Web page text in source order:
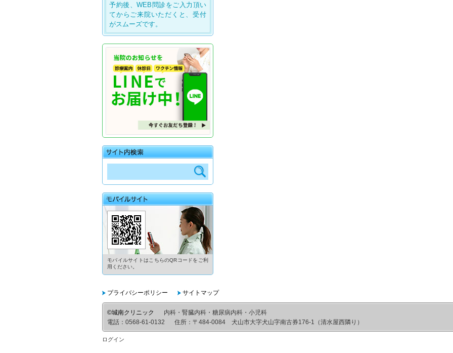
予約後、WEB問診をご入力頂い
てからご来院いただくと、受付
がスムーズです。
モバイルサイトはこちらのQRコードをご利
用ください。
プライバシーポリシー サイトマップ
©城南クリニック
内科・腎臓内科・糖尿病内科・小児科
電話： 0568-61-0132 住所： 〒484-0084 犬山市大字犬山字南古券176-1（清水屋西隣り）
ログイン